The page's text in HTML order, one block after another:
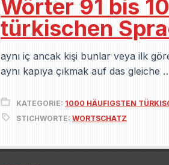
Wörter 91 bis
türkischen
aynı iç ancak kişi bunlar veya ilk
aynı kapıya çıkmak auf das gleiche
KATEGORIE: 1000 HÄUFIGSTEN
STICHWORTE: WORTSCHATZ